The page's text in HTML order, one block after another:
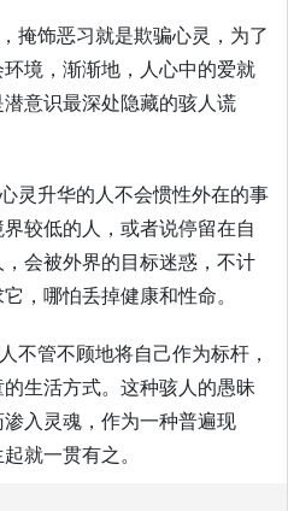
掩饰恶习就是欺骗心灵，为了
境，渐渐地，人心中的爱就
意识最深处隐藏的骇人谎
灵升华的人不会惯性外在的事
较低的人，或者说停留在自
会被外界的目标迷惑，不计
，哪怕丢掉健康和性命。
不管不顾地将自己作为标杆，
生活方式。这种骇人的愚昧
入灵魂，作为一种普遍现
就一贯有之。